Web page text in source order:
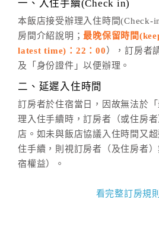
五、客服時間
週一至週日，上午9:00～晚上6:00
六、聯絡方式
(07)9682715 。
一、入住手續(Check in)
本飯店接受辦理入住時間(Check-
房間介紹說明；最晚保留時間
latest time)：22：00 ），訂房者
及「身份證件」以便辦理。
二、延遲入住時間
訂房者於住宿當日，因故無法於
理入住手續時，訂房者（或住房
店。如未與飯店協議入住時間又
住手續，則視訂房者（及住房者
宿權益）。
看完整訂房規則